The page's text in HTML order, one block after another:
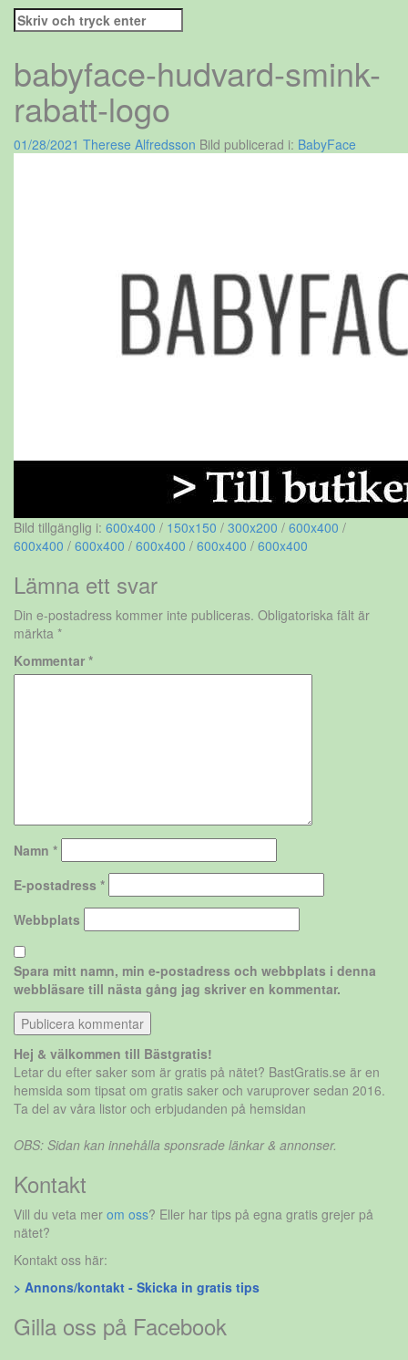
Sök
efter:
babyface-hudvard-smink-
rabatt-logo
01/28/2021 Therese Alfredsson Bild publicerad i: BabyFace
Bild tillgänglig i: 600x400 / 150x150 / 300x200 / 600x400 /
600x400 / 600x400 / 600x400 / 600x400 / 600x400
Lämna ett svar
Din e-postadress kommer inte publiceras. Obligatoriska fält är
märkta *
Kommentar *
Namn *
E-postadress *
Webbplats
Spara mitt namn, min e-postadress och webbplats i denna
webbläsare till nästa gång jag skriver en kommentar.
Hej & välkommen till Bästgratis!
Letar du efter saker som är gratis på nätet? BastGratis.se är en
hemsida som tipsat om gratis saker och varuprover sedan 2016.
Ta del av våra listor och erbjudanden på hemsidan
OBS: Sidan kan innehålla sponsrade länkar & annonser.
Kontakt
Vill du veta mer om oss? Eller har tips på egna gratis grejer på
nätet?
Kontakt oss här:
> Annons/kontakt - Skicka in gratis tips
Gilla oss på Facebook